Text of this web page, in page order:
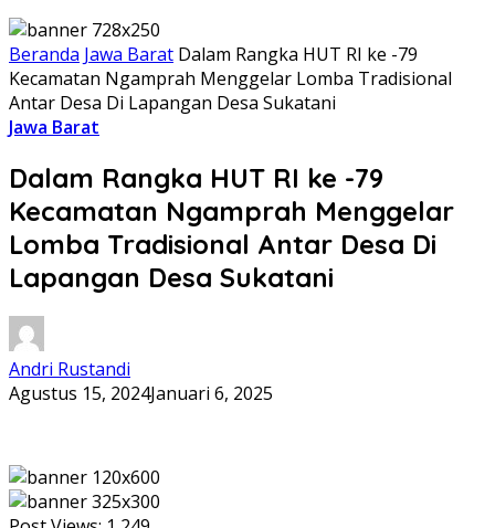
Beranda Jawa Barat Dalam Rangka HUT RI ke -79
Kecamatan Ngamprah Menggelar Lomba Tradisional
Antar Desa Di Lapangan Desa Sukatani
Jawa Barat
Dalam Rangka HUT RI ke -79
Kecamatan Ngamprah Menggelar
Lomba Tradisional Antar Desa Di
Lapangan Desa Sukatani
Andri Rustandi
Agustus 15, 2024Januari 6, 2025